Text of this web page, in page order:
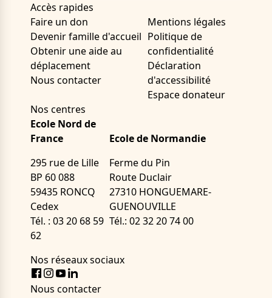
Accès rapides
Faire un don
Devenir famille d'accueil
Obtenir une aide au
déplacement
Nous contacter
Mentions légales
Politique de
confidentialité
Déclaration
d'accessibilité
Espace donateur
Nos centres
Ecole Nord de
France
295 rue de Lille
BP 60 088
59435 RONCQ
Cedex
Tél. : 03 20 68 59
62
Ecole de Normandie
Ferme du Pin
Route Duclair
27310 HONGUEMARE-
GUENOUVILLE
Tél.: 02 32 20 74 00
Nos réseaux sociaux
Facebook
Instagram
Youtube
Nous contacter